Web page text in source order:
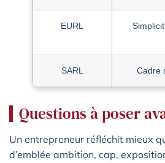
EURL
SARL Cadre
Questions à poser
Un entrepreneur réfléchit mieux
d’emblée ambition, cap,